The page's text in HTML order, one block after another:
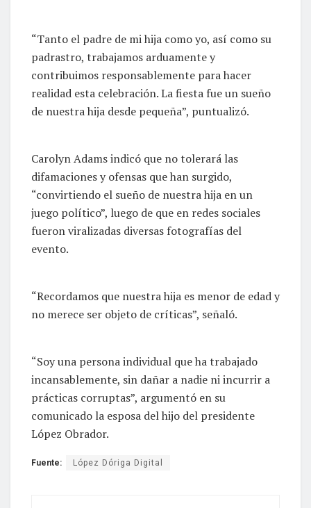
“Tanto el padre de mi hija como yo, así como su
padrastro, trabajamos arduamente y
contribuimos responsablemente para hacer
realidad esta celebración. La fiesta fue un sueño
de nuestra hija desde pequeña”, puntualizó.
Carolyn Adams indicó que no tolerará las
difamaciones y ofensas que han surgido,
“convirtiendo el sueño de nuestra hija en un
juego político”, luego de que en redes sociales
fueron viralizadas diversas fotografías del
evento.
“Recordamos que nuestra hija es menor de edad y
no merece ser objeto de críticas”, señaló.
“Soy una persona individual que ha trabajado
incansablemente, sin dañar a nadie ni incurrir a
prácticas corruptas”, argumentó en su
comunicado la esposa del hijo del presidente
López Obrador.
Fuente: López Dóriga Digital